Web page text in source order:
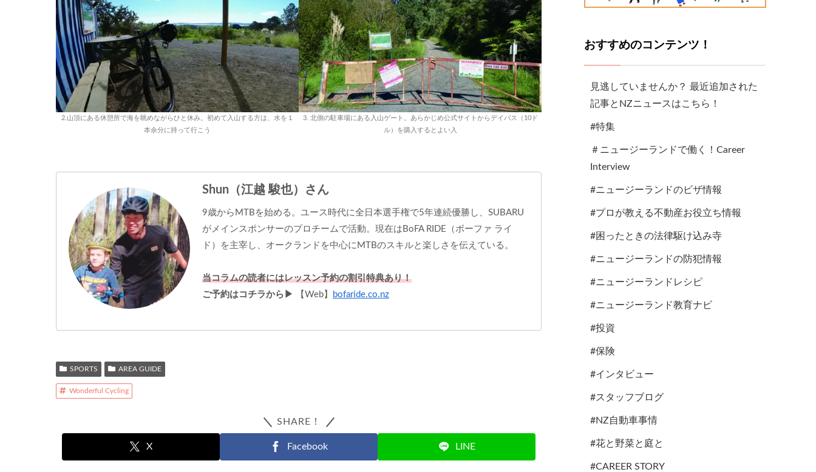
2.山頂にある休憩所で海を眺めながらひと休み。初めて入山する方は、水を１
本余分に持って行こう
3. 北側の駐車場にある入山ゲート。あらかじめ公式サイトからデイパス（10ド
ル）を購入するとよい入
Shun（江越 駿也）さん
9歳からMTBを始める。ユース時代に全日本選手権で5年連続優勝し、SUBARU
がメインスポンサーのプロチームで活動。現在はBoFA RIDE（ボーファ ライ
ド）を主宰し、オークランドを中心にMTBのスキルと楽しさを伝えている。
当コラムの読者にはレッスン予約の割引特典あり！
ご予約はコチラから▶
【Web】 bofaride.co.nz
SPORTS AREA GUIDE
Wonderful Cycling
SHARE！
X Facebook LINE
おすすめのコンテンツ！
見逃していませんか？ 最近追加された
記事とNZニュースはこちら！
#特集
＃ニュージーランドで働く！Career
Interview
#ニュージーランドのビザ情報
#プロが教える不動産お役立ち情報
#困ったときの法律駆け込み寺
#ニュージーランドの防犯情報
#ニュージーランドレシピ
#ニュージーランド教育ナビ
#投資
#保険
#インタビュー
#スタッフブログ
#NZ自動車事情
#花と野菜と庭と
#CAREER STORY